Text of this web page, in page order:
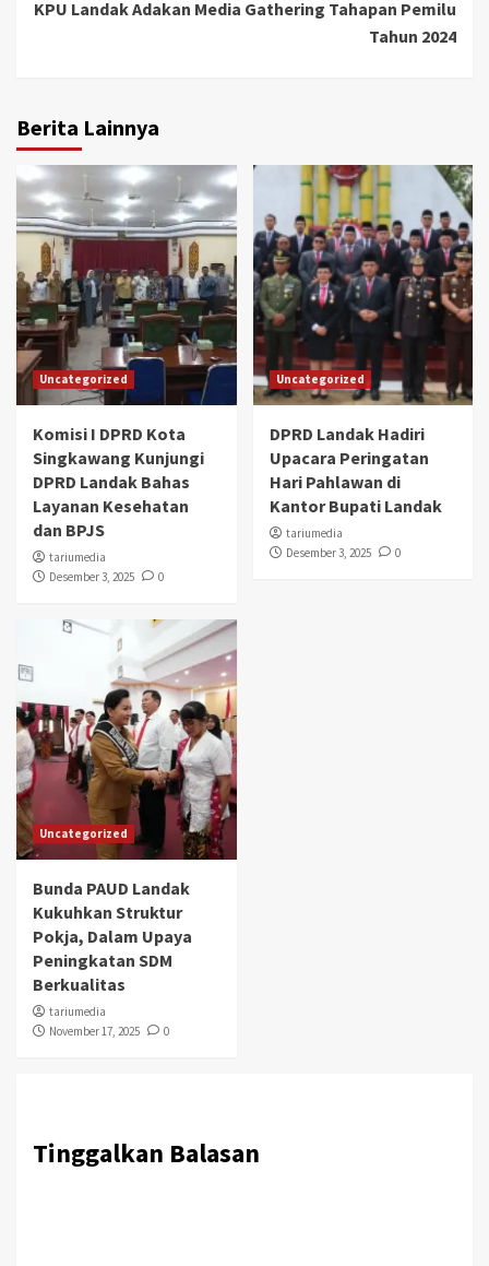
KPU Landak Adakan Media Gathering Tahapan Pemilu
Tahun 2024
Berita Lainnya
Uncategorized
Komisi I DPRD Kota
Singkawang Kunjungi
DPRD Landak Bahas
Layanan Kesehatan
dan BPJS
tariumedia
Desember 3, 2025
0
Uncategorized
DPRD Landak Hadiri
Upacara Peringatan
Hari Pahlawan di
Kantor Bupati Landak
tariumedia
Desember 3, 2025
0
Uncategorized
Bunda PAUD Landak
Kukuhkan Struktur
Pokja, Dalam Upaya
Peningkatan SDM
Berkualitas
tariumedia
November 17, 2025
0
Tinggalkan Balasan